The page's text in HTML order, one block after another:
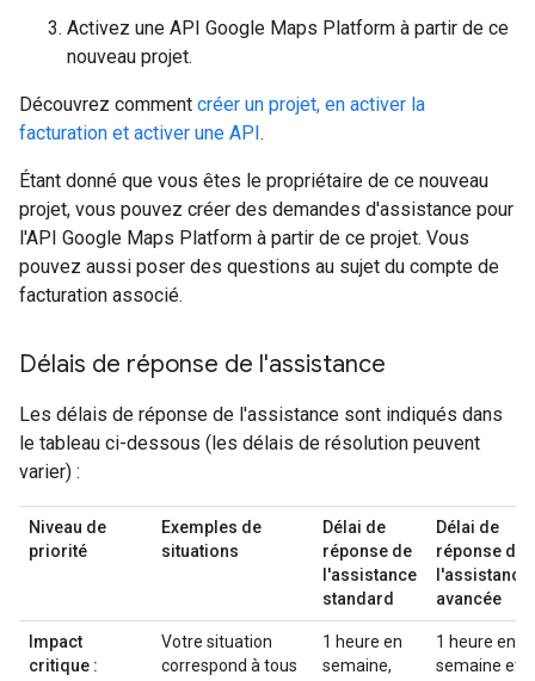
Activez une API Google Maps Platform à partir de ce
nouveau projet.
Découvrez comment créer un projet, en activer la
facturation et activer une API.
Étant donné que vous êtes le propriétaire de ce nouveau
projet, vous pouvez créer des demandes d'assistance pour
l'API Google Maps Platform à partir de ce projet. Vous
pouvez aussi poser des questions au sujet du compte de
facturation associé.
Délais de réponse de l'assistance
Les délais de réponse de l'assistance sont indiqués dans
le tableau ci-dessous (les délais de résolution peuvent
varier) :
Niveau de
priorité
Exemples de
situations
Délai de
réponse de
l'assistance
standard
Délai de
réponse de
l'assistance
avancée
Impact
critique :
Votre situation
correspond à tous
1 heure en
semaine,
1 heure en
semaine et